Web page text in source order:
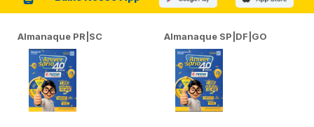
Almanaque PR|SC Almanaque SP|DF|GO